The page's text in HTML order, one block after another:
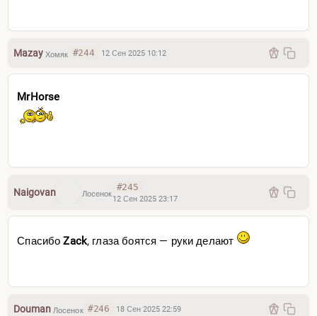
MazayХомяк #244 12 Сен 2025 10:12
MrHorse
Naigovan Лосенок
#245
12 Сен 2025 23:17
СпасибоZack, глаза боятся — руки делают
DoumanЛосенок #246 18 Сен 2025 22:59